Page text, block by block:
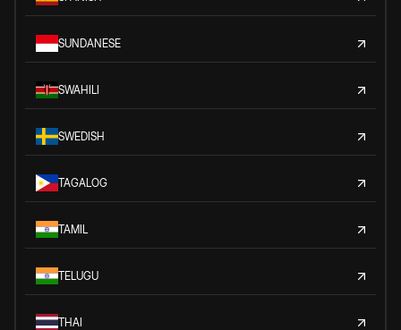
SUNDANESE
SWAHILI
SWEDISH
TAGALOG
TAMIL
TELUGU
THAI